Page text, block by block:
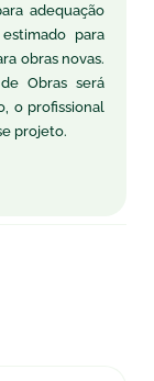
adequação
para
obras novas.
Obras será
o profissional
projeto.